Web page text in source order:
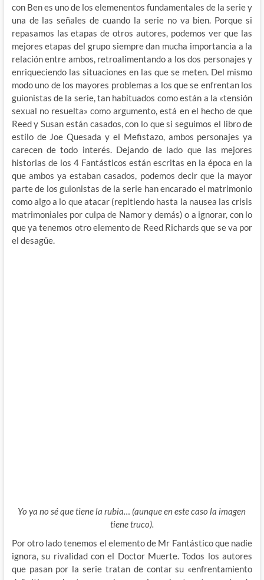
con Ben es uno de los elemenentos fundamentales de la serie y
una de las señales de cuando la serie no va bien. Porque si
repasamos las etapas de otros autores, podemos ver que las
mejores etapas del grupo siempre dan mucha importancia a la
relación entre ambos, retroalimentando a los dos personajes y
enriqueciendo las situaciones en las que se meten. Del mismo
modo uno de los mayores problemas a los que se enfrentan los
guionistas de la serie, tan habituados como están a la «tensión
sexual no resuelta» como argumento, está en el hecho de que
Reed y Susan están casados, con lo que si seguimos el libro de
estilo de Joe Quesada y el Mefistazo, ambos personajes ya
carecen de todo interés. Dejando de lado que las mejores
historias de los 4 Fantásticos están escritas en la época en la
que ambos ya estaban casados, podemos decir que la mayor
parte de los guionistas de la serie han encarado el matrimonio
como algo a lo que atacar (repitiendo hasta la nausea las crisis
matrimoniales por culpa de Namor y demás) o a ignorar, con lo
que ya tenemos otro elemento de Reed Richards que se va por
el desagüe.
Yo ya no sé que tiene la rubia… (aunque en este caso la imagen
tiene truco).
Por otro lado tenemos el elemento de Mr Fantástico que nadie
ignora, su rivalidad con el Doctor Muerte. Todos los autores
que pasan por la serie tratan de contar su «enfrentamiento